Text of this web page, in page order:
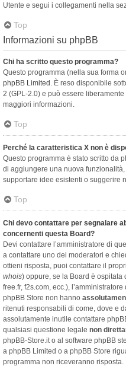
Utente e segui i collegamenti nella
Top
Informazioni su phpBB
Chi ha scritto questo programma?
Questo programma (nella sua forma
phpBB Limited . È reso disponibile
2 (GPL-2.0) e può essere
maggiori informazioni.
Top
Perché la caratteristica X non è
Questo programma è stato scritto da
di aggiungere una nuova funzionalità,
supportare idee esistenti o suggerire
Top
Chi devo contattare per segnalare
concernenti questa Board?
Devi contattare l’amministratore di
a contattare uno dei moderatori e
ottieni risposta, puoi contattare il
whois) oppure, se la Board è ospitata
free.fr, f2s.com, ecc.),
phpBB Store non hanno
ritenuti responsabili di come, dove e
assolutamente inutile contattare
qualsiasi questione legale non
phpBB-Store.it o al software phpBB
a phpBB Limited o a phpBB Store
programma non riceveranno risposta.